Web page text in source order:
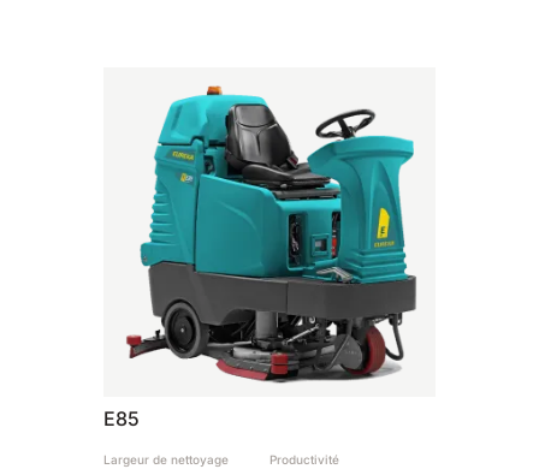
E100
1000 mm 7500 m²/h
E110-D
8800 m²/h
E85
Largeur de nettoyage Productivité